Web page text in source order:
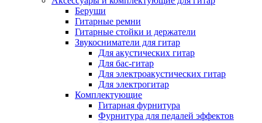
Беруши
Гитарные ремни
Гитарные стойки и держатели
Звукосниматели для гитар
Для акустических гитар
Для бас-гитар
Для электроакустических гитар
Для электрогитар
Комплектующие
Гитарная фурнитура
Фурнитура для педалей эффектов